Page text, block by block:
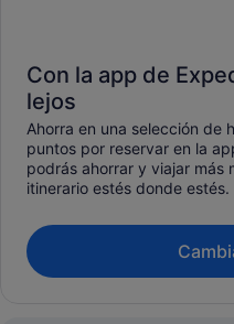
Con la app de
lejos
Ahorra en una selección de
puntos por reservar en la
podrás ahorrar y viajar más
itinerario estés donde estés.